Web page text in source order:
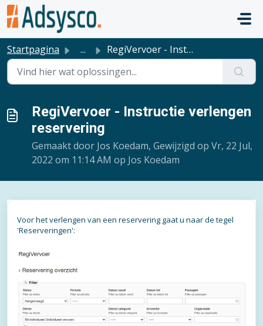
Doorgaan naar hoofdinhoud
Startpagina ... RegiVervoer - Instructie verlengen reservering
RegiVervoer - Instructie verlengen
reservering
Gemaakt door Jos Koedam, Gewijzigd op Vr, 22 Jul,
2022 om 11:14 AM op Jos Koedam
Voor het verlengen van een reservering gaat u naar de tegel
'Reserveringen':